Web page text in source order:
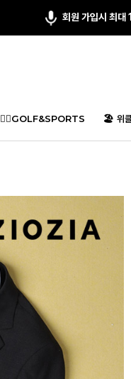
회원 가입시 최
🏌️‍♂️GOLF&SPORTS 🏖️ 위